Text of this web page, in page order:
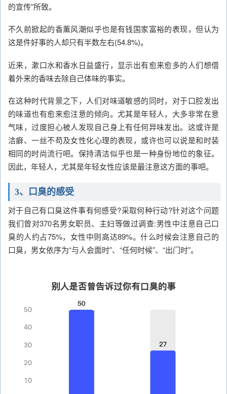
的宣传”所致。
不久前掀起的香薰风潮似乎也是有钱国家富裕的表现，但认为
这是件好事的人却只有半数左右(54.8%)。
近来，漱口水和香水日益盛行，显示出有愈来愈多的人们想借
着外来的香味去除自己体味的事实。
在这种时代背景之下，人们对味道敏感的同时，对于口腔发出
的味道也有愈来愈注意的倾向。尤其是年轻人，大多非常在意
气味，过度担心被人发现自己身上有任何异味发出。这或许是
洁癖、一丝不苟及女性化心理的表现，或许也可以说是和时装
相同的时尚流行吧。保持清洁似乎也是一种身份地位的象征。
因此，年轻人，尤其是年轻女性应该是最注意这方面的事吧。
3、口臭的感受
对于自己有口臭这件事有何感受?采取何种行动?针对这个问题
我们曾对370名男女职员、主妇等做过调查:男性中注意自己口
臭的人约占75%，女性中则高达89%。什么时候会注意自己的
口臭，男女依序为“与人会面时”、“任何时候”、“出门时”。